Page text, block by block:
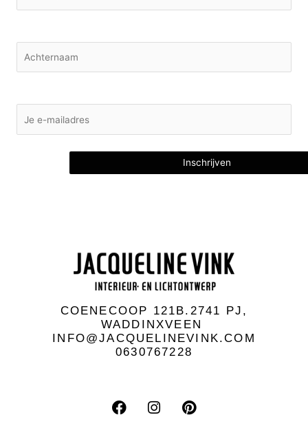
COENECOOP 121B.2741 PJ,
WADDINXVEEN
INFO@JACQUELINEVINK.COM
0630767228
F
a
I
n
P
i